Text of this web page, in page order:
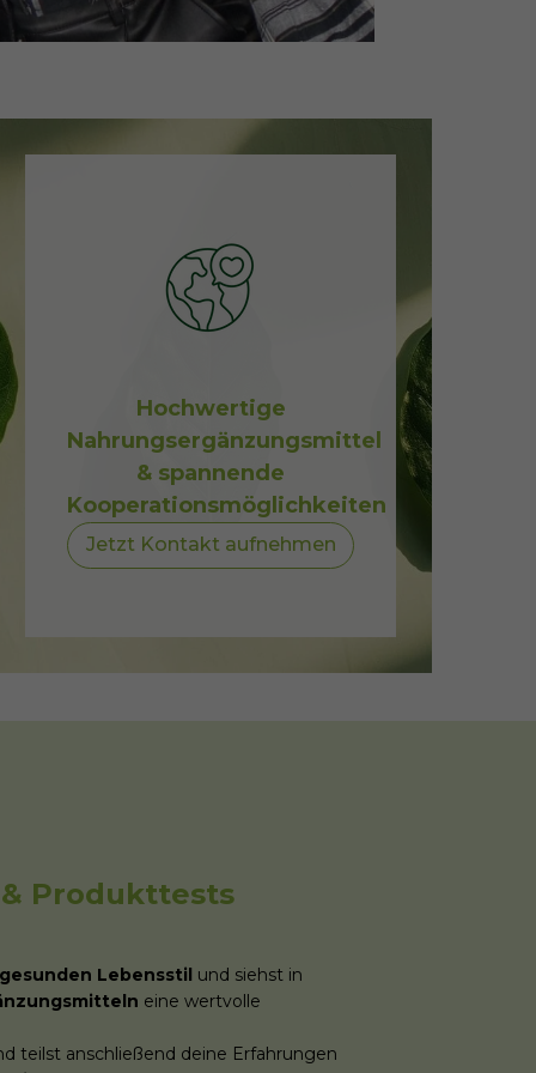
Hochwertige
Nahrungsergänzungsmittel
& spannende
Kooperationsmöglichkeiten
Jetzt Kontakt aufnehmen
Produkttests
gesunden Lebensstil und siehst in
eine wertvolle
teilst anschließend deine Erfahrungen